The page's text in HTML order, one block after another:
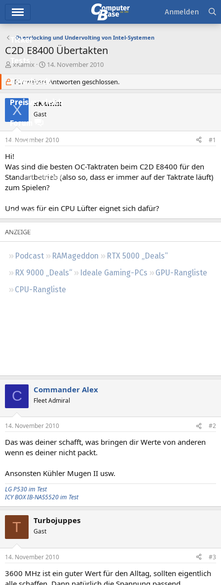
Ticker
Tests
Downloads
Preisvergleich
Forum
Aktuelles
Neue Beiträge
Neueste Aktivitäten
Leserartikel
Regeln
Podcast RAMageddon
RTX 5000 „Deals“
RX 9000 „Deals“
Ideale Gaming-PCs
GPU-Rangliste
CPU-Rangliste
Anmelden
Overclocking und Undervolting von Intel-Systemen
C2D E8400 Übertakten
E
s
t
e
l
l
e
xKamix
E
s
t
l
m
14. November 2010
Für weitere Antworten geschlossen.
X xKamix
Gast
14. November 2010 #1
Hi!
Was sind die besten OC-Taktraten beim C2D E8400 für den
Standartbetrieb (also so, dass er immer auf der Taktrate läuft)
zum Spielen?
Und was für ein CPU Lüfter eignet sich dafür?
C Commander Alex
Fleet Admiral
14. November 2010 #2
Das was deiner schafft, was bringen dir Werte von anderen
wenn es deiner nicht packt.
Ansonsten Kühler Mugen II usw.
LG P530 im Test
ICY BOX IB-NAS5520 im Test
T Turbojuppes
Gast
14. November 2010 #3
3600 MHz ist ein guter Wert für den Alltag, sollten eigentlich